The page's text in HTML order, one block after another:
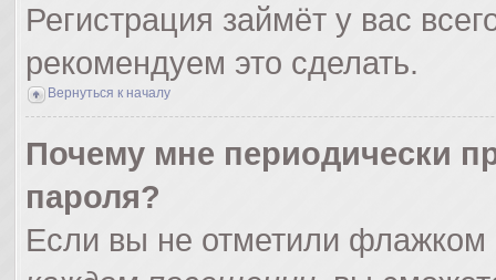
Регистрация займёт у вас
рекомендуем это сделать.
Вернуться к началу
Почему мне периодически
пароля?
Если вы не отметили флажком